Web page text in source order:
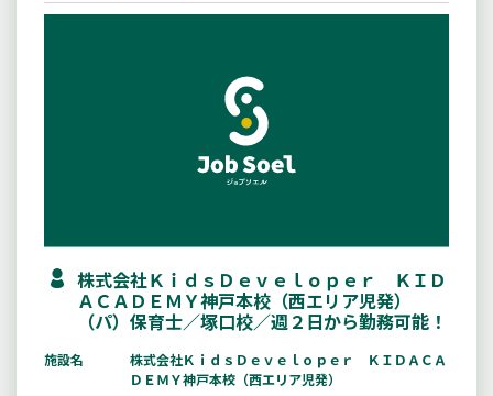
株式会社ＫｉｄｓＤｅｖｅｌｏｐｅｒ ＫＩＤ
ＡＣＡＤＥＭＹ神戸本校（西エリア児発）
（パ）保育士／塚口校／週２日から勤務可能！
施設名
株式会社ＫｉｄｓＤｅｖｅｌｏｐｅｒ ＫＩＤＡＣＡ
ＤＥＭＹ神戸本校（西エリア児発）